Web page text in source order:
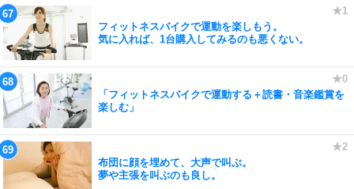
フィットネスバイクで運動を楽しもう。
気に入れば、1台購入してみるのも悪くない。
「フィットネスバイクで運動する＋読書・音楽鑑賞を
楽しむ」
布団に顔を埋めて、大声で叫ぶ。
夢や主張を叫ぶのも良し。